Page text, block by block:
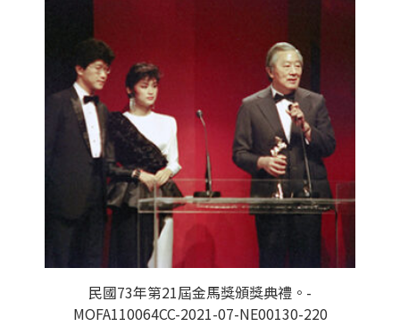
民國73年第21屆金馬獎頒獎典禮。-
MOFA110064CC-2021-07-NE00130-220